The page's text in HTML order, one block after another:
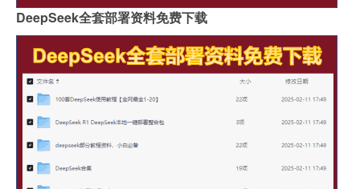
DeepSeek全套部署资料免费下载